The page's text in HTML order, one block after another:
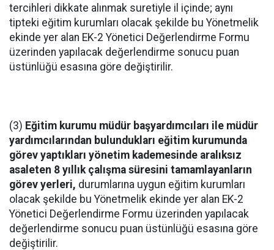
tercihleri dikkate alınmak suretiyle il içinde; aynı
tipteki eğitim kurumları olacak şekilde bu Yönetmelik
ekinde yer alan EK-2 Yönetici Değerlendirme Formu
üzerinden yapılacak değerlendirme sonucu puan
üstünlüğü esasına göre değiştirilir.
(3) Eğitim kurumu müdür başyardımcıları ile müdür
yardımcılarından bulundukları eğitim kurumunda
görev yaptıkları yönetim kademesinde aralıksız
asaleten 8 yıllık çalışma süresini tamamlayanların
görev yerleri, durumlarına uygun eğitim kurumları
olacak şekilde bu Yönetmelik ekinde yer alan EK-2
Yönetici Değerlendirme Formu üzerinden yapılacak
değerlendirme sonucu puan üstünlüğü esasına göre
değiştirilir.